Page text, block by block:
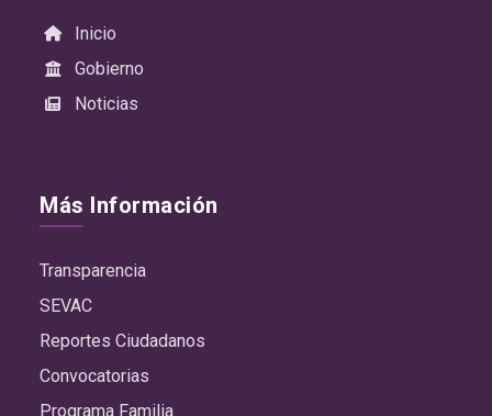
Inicio
Gobierno
Noticias
Más Información
Transparencia
SEVAC
Reportes Ciudadanos
Convocatorias
Programa Familia